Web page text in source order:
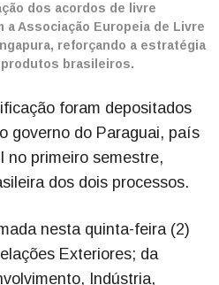
dos acordos de livre
a Associação Europeia de Livre
reforçando a estratégia
produtos brasileiros.
foram depositados
governo do Paraguai, país
no primeiro semestre,
dos dois processos.
nesta quinta-feira (2)
Exteriores; da
Indústria,